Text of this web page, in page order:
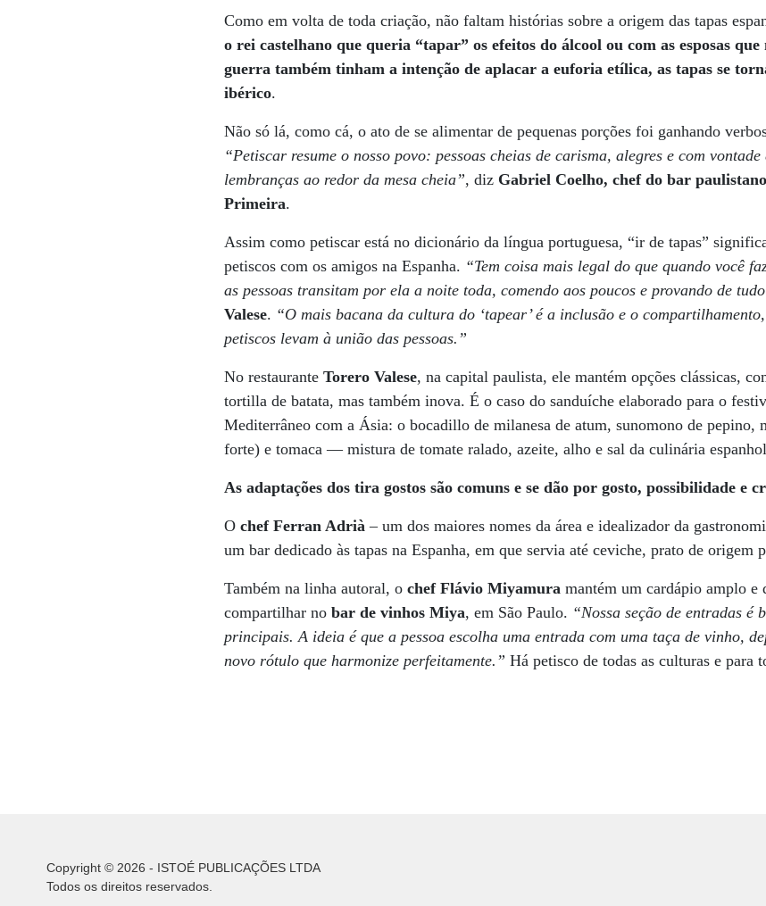
Como em volta de toda criação, não faltam histórias sobre a origem das tapas
o rei castelhano que queria “tapar” os efeitos do álcool ou com as esposas
guerra também tinham a intenção de aplacar a euforia etílica, as tapas se
ibérico.
Não só lá, como cá, o ato de se alimentar de pequenas porções foi ganhando
“Petiscar resume o nosso povo: pessoas cheias de carisma, alegres e com
lembranças ao redor da mesa cheia”, diz Gabriel Coelho, chef do bar
Primeira.
Assim como petiscar está no dicionário da língua portuguesa, “ir de tapas”
petiscos com os amigos na Espanha. “Tem coisa mais legal do que quando você
as pessoas transitam por ela a noite toda, comendo aos poucos e provando de
Valese. “O mais bacana da cultura do ‘tapear’ é a inclusão e o
petiscos levam à união das pessoas.”
No restauranteTorero Valese, na capital paulista, ele mantém opções clássicas,
tortilla de batata, mas também inova. É o caso do sanduíche elaborado para o
Mediterrâneo com a Ásia: o bocadillo de milanesa de atum, sunomono de pepino,
forte) e tomaca — mistura de tomate ralado, azeite, alho e sal da culinária
As adaptações dos tira gostos são comuns e se dão por gosto, possibilidade e
Ochef Ferran Adrià – um dos maiores nomes da área e idealizador da
um bar dedicado às tapas na Espanha, em que servia até ceviche, prato de origem
Também na linha autoral, ochef Flávio Miyamura mantém um cardápio amplo e
compartilhar nobar de vinhos Miya, em São Paulo. “Nossa seção de entradas é
principais. A ideia é que a pessoa escolha uma entrada com uma taça de vinho,
novo rótulo que harmonize perfeitamente.” Há petisco de todas as culturas e para
Copyright © 2026 - ISTOÉ PUBLICAÇÕES LTDA
Todos os direitos reservados.